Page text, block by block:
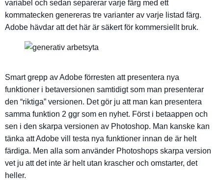
variabel och sedan separerar varje färg med ett
kommatecken genereras tre varianter av varje listad färg.
Adobe hävdar att det här är säkert för kommersiellt bruk.
Smart grepp av Adobe förresten att presentera nya
funktioner i betaversionen samtidigt som man presenterar
den “riktiga” versionen. Det gör ju att man kan presentera
samma funktion 2 ggr som en nyhet. Först i betaappen och
sen i den skarpa versionen av Photoshop. Man kanske kan
tänka att Adobe vill testa nya funktioner innan de är helt
färdiga. Men alla som använder Photoshops skarpa version
vet ju att det inte är helt utan krascher och omstarter, det
heller.